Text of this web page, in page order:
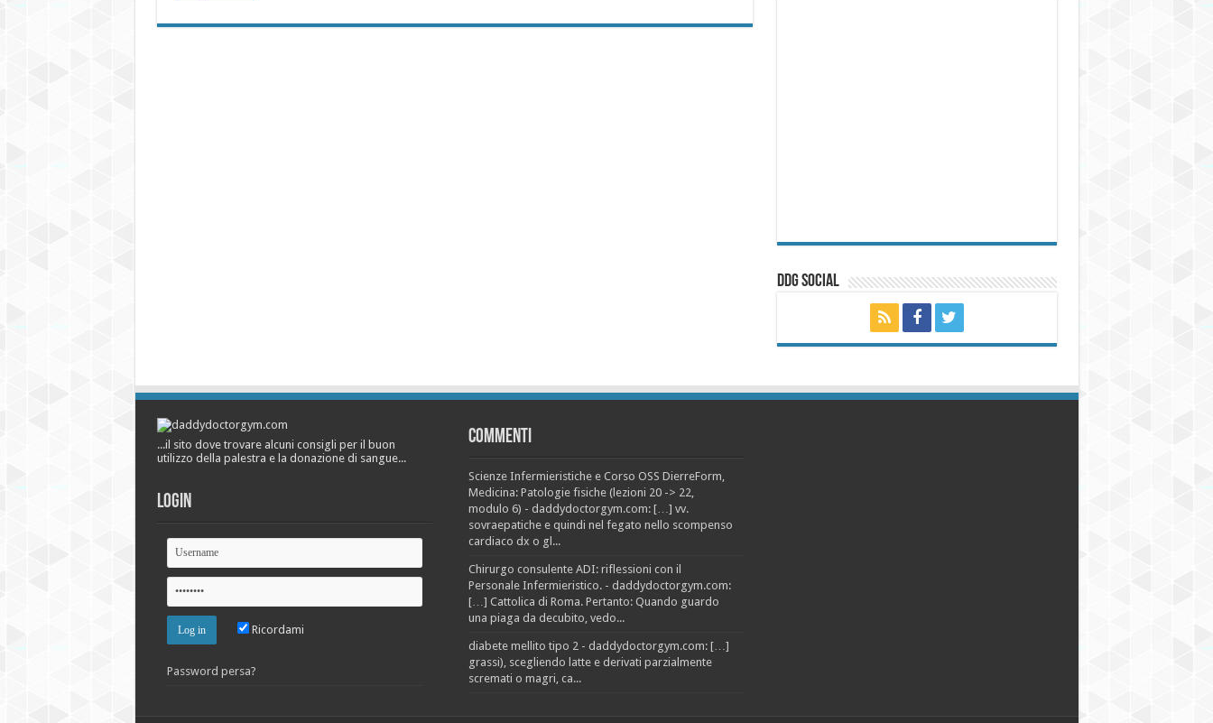
ddg Social
...il sito dove trovare alcuni consigli per il buon
utilizzo della palestra e la donazione di sangue...
Login
Ricordami
Password persa?
Commenti
Scienze Infermieristiche e Corso OSS DierreForm,
Medicina: Patologie fisiche (lezioni 20 -> 22,
modulo 6) - daddydoctorgym.com: […] vv.
sovraepatiche e quindi nel fegato nello scompenso
cardiaco dx o gl...
Chirurgo consulente ADI: riflessioni con il
Personale Infermieristico. - daddydoctorgym.com:
[…] Cattolica di Roma. Pertanto: Quando guardo
una piaga da decubito, vedo...
diabete mellito tipo 2 - daddydoctorgym.com: […]
grassi), scegliendo latte e derivati parzialmente
scremati o magri, ca...